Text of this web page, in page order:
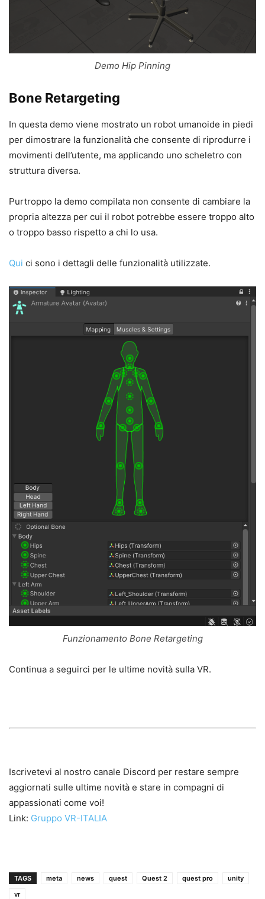
Demo Hip Pinning
Bone Retargeting
In questa demo viene mostrato un robot umanoide in piedi
per dimostrare la funzionalità che consente di riprodurre i
movimenti dell’utente, ma applicando uno scheletro con
struttura diversa.
Purtroppo la demo compilata non consente di cambiare la
propria altezza per cui il robot potrebbe essere troppo alto
o troppo basso rispetto a chi lo usa.
Qui ci sono i dettagli delle funzionalità utilizzate.
Funzionamento Bone Retargeting
Continua a seguirci per le ultime novità sulla VR.
Iscrivetevi al nostro canale Discord per restare sempre
aggiornati sulle ultime novità e stare in compagni di
appassionati come voi!
Link: Gruppo VR-ITALIA
TAGS meta news quest Quest 2 quest pro
unity
vr